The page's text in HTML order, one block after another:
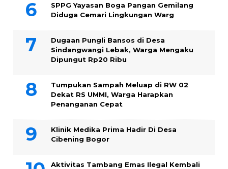
SPPG Yayasan Boga Pangan Gemilang
Diduga Cemari Lingkungan Warg
Dugaan Pungli Bansos di Desa
Sindangwangi Lebak, Warga Mengaku
Dipungut Rp20 Ribu
Tumpukan Sampah Meluap di RW 02
Dekat RS UMMI, Warga Harapkan
Penanganan Cepat
Klinik Medika Prima Hadir Di Desa
Cibening Bogor
Aktivitas Tambang Emas Ilegal Kembali